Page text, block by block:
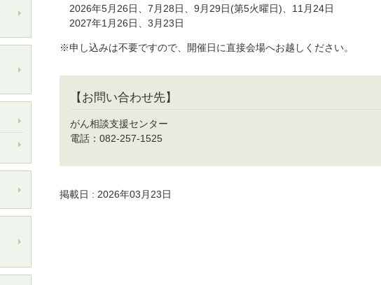
2026年5月26日、7月28日、9月29日(第5火曜日)、11月24日
2027年1月26日、3月23日
※申し込みは不要ですので、開催日に直接会場へお越しください。
【お問い合わせ先】
がん相談支援センター
電話：082-257-1525
掲載日 : 2026年03月23日